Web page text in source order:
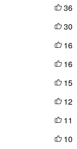
 36
 30
 16
 16
 15
 12
 11
 10